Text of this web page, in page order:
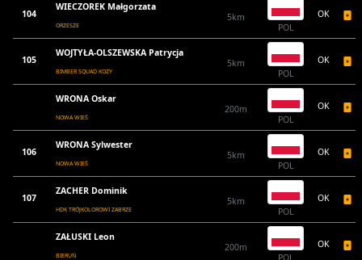
104
WIECZOREK Małgorzata
ORZESZE
5km
POL
OK
105
WOJTYŁA-OLSZEWSKA Patrycja
BIMBER SQUAD KOZY
5km
POL
OK
WRONA Oskar
NOWA WIEŚ
200m
POL
OK
106
WRONA Sylwester
NOWA WIEŚ
5km
POL
OK
107
ZACHER Dominik
HDK TRÓJKOLOROWI ZABRZE
5km
POL
OK
ZAŁUSKI Leon
BIERUŃ
200m
POL
OK